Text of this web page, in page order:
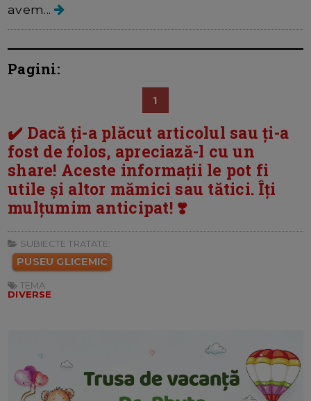
avem...
Pagini:
1
✔️ Dacă ți-a plăcut articolul sau ți-a
fost de folos, apreciază-l cu un
share! Aceste informații le pot fi
utile și altor mămici sau tătici. Îți
mulțumim anticipat! ❣️
SUBIECTE TRATATE:
PUSEU GLICEMIC
TEMA:
DIVERSE